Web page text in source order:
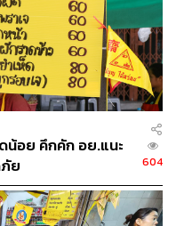
น้อย คึกคัก อย.แนะ
ย
604